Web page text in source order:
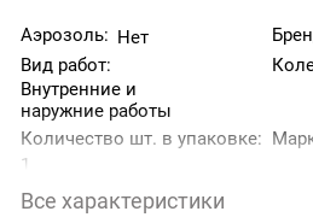
Аэрозоль: Нет
Вид работ:
Внутренние и
наружние работы
Количество шт. в упаковке:
1
Назначение: Для металла
Все характеристики